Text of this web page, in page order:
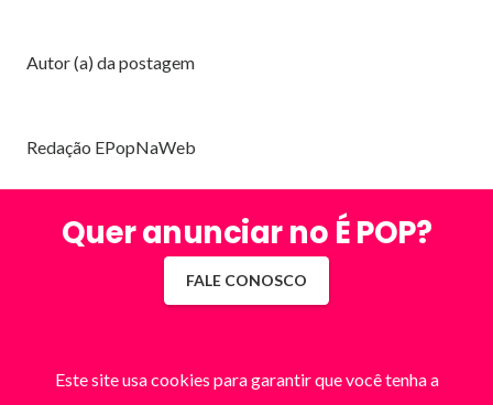
Autor (a) da postagem
Redação EPopNaWeb
Quer anunciar no É POP?
FALE CONOSCO
Este site usa cookies para garantir que você tenha a